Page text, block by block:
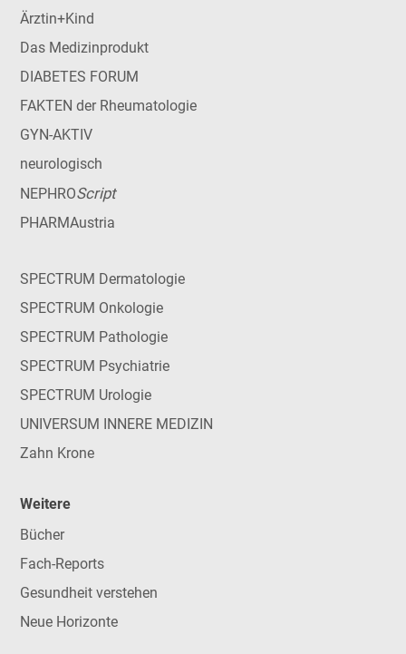
Ärztin+Kind
Das Medizinprodukt
DIABETES FORUM
FAKTEN der Rheumatologie
GYN-AKTIV
neurologisch
NEPHROScript
PHARMAustria
SPECTRUM Dermatologie
SPECTRUM Onkologie
SPECTRUM Pathologie
SPECTRUM Psychiatrie
SPECTRUM Urologie
UNIVERSUM INNERE MEDIZIN
Zahn Krone
Weitere
Bücher
Fach-Reports
Gesundheit verstehen
Neue Horizonte